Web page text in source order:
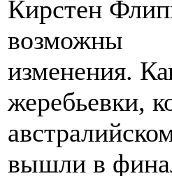
Кирстен
возможны
изменения.
жеребьевки,
вышли в